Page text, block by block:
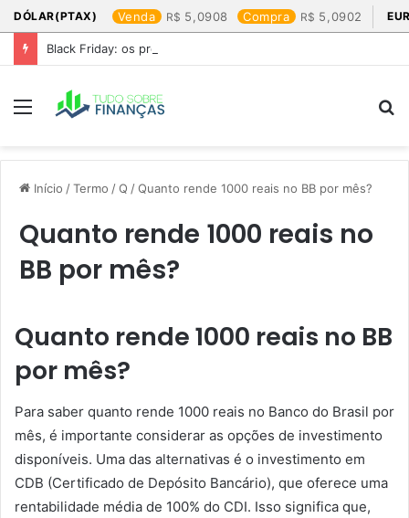
DÓLAR(PTAX) Venda 5,0908 Compra 5,0902
Black Friday: os produtos que mais valem a pena
Menu
Início /Termo /Q /Quanto rende 1000 reais no BB por mês?
Quanto rende 1000 reais no
BB por mês?
Quanto rende 1000 reais no BB
por mês?
Para saber quanto rende 1000 reais no Banco do Brasil por
mês, é importante considerar as opções de investimento
disponíveis. Uma das alternativas é o investimento em
CDB (Certificado de Depósito Bancário), que oferece uma
rentabilidade média de 100% do CDI. Isso significa que,